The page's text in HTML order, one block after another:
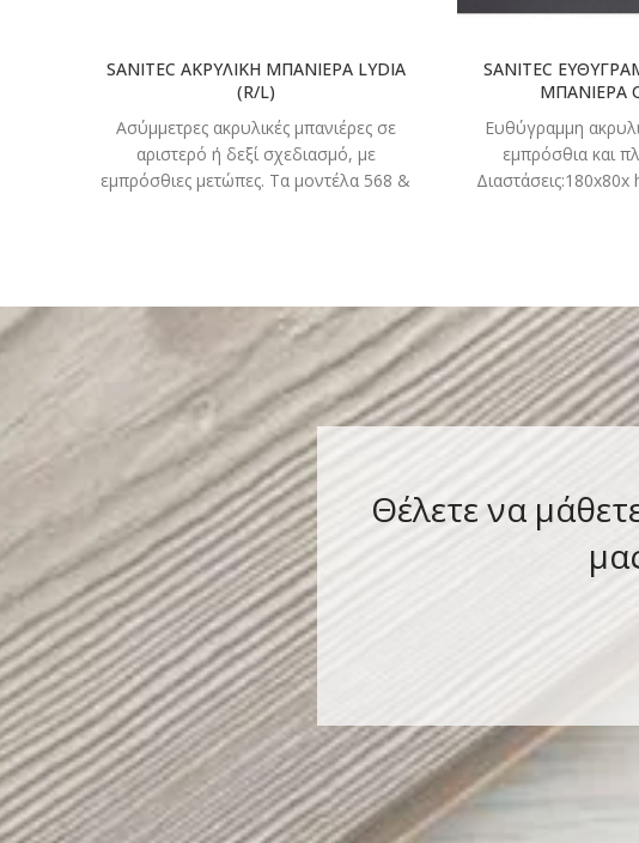
SANITEC ΑΚΡΥΛΙΚΗ ΜΠΑΝΙΕΡΑ LYDIA
(R/L)
Ασύμμετρες ακρυλικές μπανιέρες σε
αριστερό ή δεξί σχεδιασμό, με
εμπρόσθιες μετώπες. Τα μοντέλα 568 &
SANITEC
ΜΠΑΝΙΕΡΑ
Ευθύγραμμη
εμπρόσθια και
Θέλετε να